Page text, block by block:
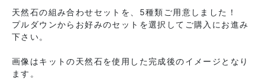
天然石の組み合わせセットを、5種類ご用意しました！
プルダウンからお好みのセットを選択してご購入にお進み
下さい。
画像はキットの天然石を使用した完成後のイメージとなり
ます。